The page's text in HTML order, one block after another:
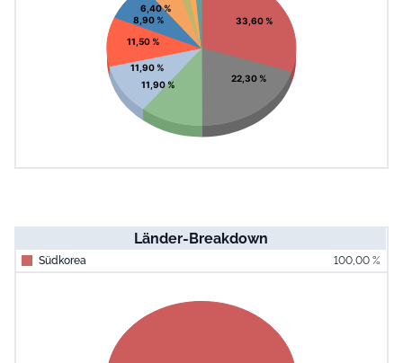
33,60 %
22,30 %
11,90 %
11,90 %
11,50 %
8,90 %
6,40 %
Länder-Breakdown
Südkorea 100,00 %
Pie chart with 1 slice.
View as data table, Chart